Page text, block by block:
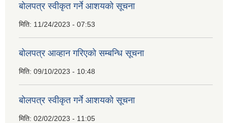
बोलपत्र स्वीकृत गर्ने आशयको सूचना
मिति: 11/24/2023 - 07:53
बोलपत्र आव्हान गरिएको सम्बन्धि सूचना
मिति: 09/10/2023 - 10:48
बाेलपत्र स्वीकृत गर्ने आशयकाे सूचना
मिति: 02/02/2023 - 11:05